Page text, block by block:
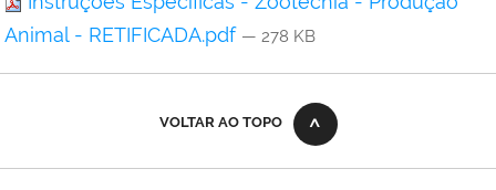
Animal - RETIFICADA.pdf — 278 KB
VOLTAR AO TOPO